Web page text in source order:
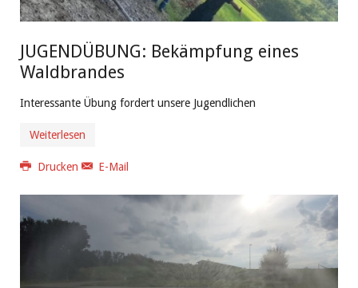
JUGENDÜBUNG: Bekämpfung eines
Waldbrandes
Interessante Übung fordert unsere Jugendlichen
Weiterlesen
Drucken E-Mail